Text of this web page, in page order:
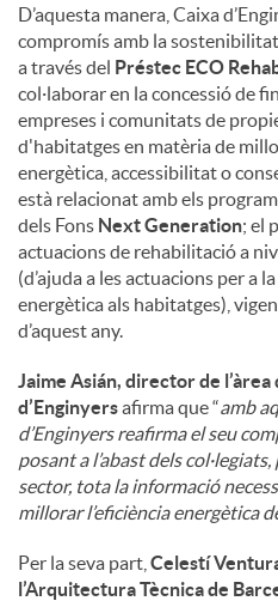
D’aquesta manera, Caixa
compromís amb la
a través del Préstec ECO
col·laborar en la concessió de
empreses i comunitats de
d'habitatges en matèria de
energètica, accessibilitat o
està relacionat amb els
dels Fons Next Generation; el
actuacions de rehabilitació a
(d’ajuda a les actuacions per a
energètica als habitatges),
d’aquest any.
Jaime Asián, director de
d’Enginyersafirma que “amb
d’Enginyers reafirma el seu
posant a l’abast dels
sector, tota la informació
millorar l’eficiència energètica
Per la seva part, Celestí
l’Arquitectura Tècnica de